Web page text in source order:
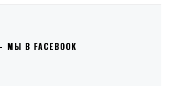
МЫ В FACEBOOK